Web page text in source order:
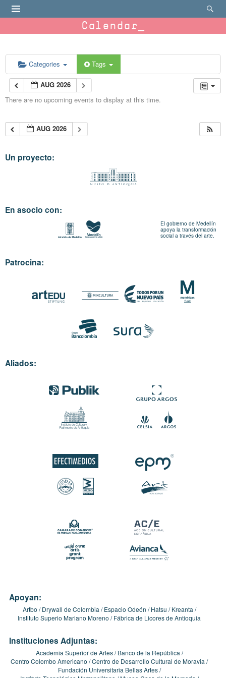
Calendar
Categories Tags
AUG 2026
There are no upcoming events to display at this time.
AUG 2026
Un proyecto:
En asocio con:
El gobierno de Medellín
apoya la transformación
social a través del arte.
Patrocina:
Aliados:
Apoyan:
Artbo Drywall de Colombia Espacio Odeón Hatsu
Kreanta
Instituto Superio Mariano Moreno
Fábrica de Licores de Antioquia
Instituciones Adjuntas:
Academia Superior de Artes
Banco de la República
Centro Colombo Americano Centro de Desarrollo Cultural de Moravia
Fundación Universitaria Bellas Artes